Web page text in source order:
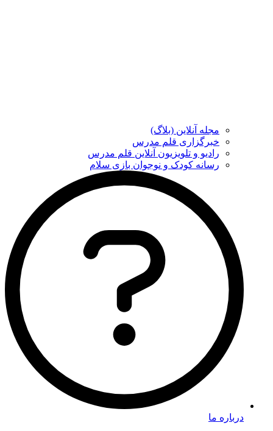
مجله آنلاین (بلاگ)
خبرگزاری قلم مدرس
رادیو و تلویزیون آنلاین قلم مدرس
رسانه کودک و نوجوان بازی سلام
درباره ما